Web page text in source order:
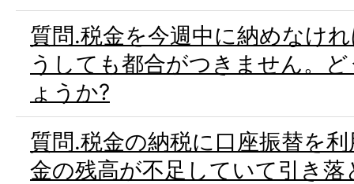
質問.税金を今週中に納めなけ
うしても都合がつきません。
ょうか?
質問.税金の納税に口座振替を
金の残高が不足していて引き